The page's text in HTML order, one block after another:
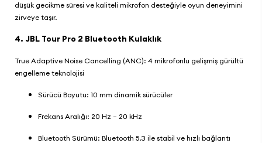
düşük gecikme süresi ve kaliteli mikrofon desteğiyle oyun deneyimini
zirveye taşır.
4. JBL Tour Pro 2 Bluetooth Kulaklık
True Adaptive Noise Cancelling (ANC): 4 mikrofonlu gelişmiş gürültü
engelleme teknolojisi
Sürücü Boyutu: 10 mm dinamik sürücüler
Frekans Aralığı: 20 Hz – 20 kHz
Bluetooth Sürümü: Bluetooth 5.3 ile stabil ve hızlı bağlantı